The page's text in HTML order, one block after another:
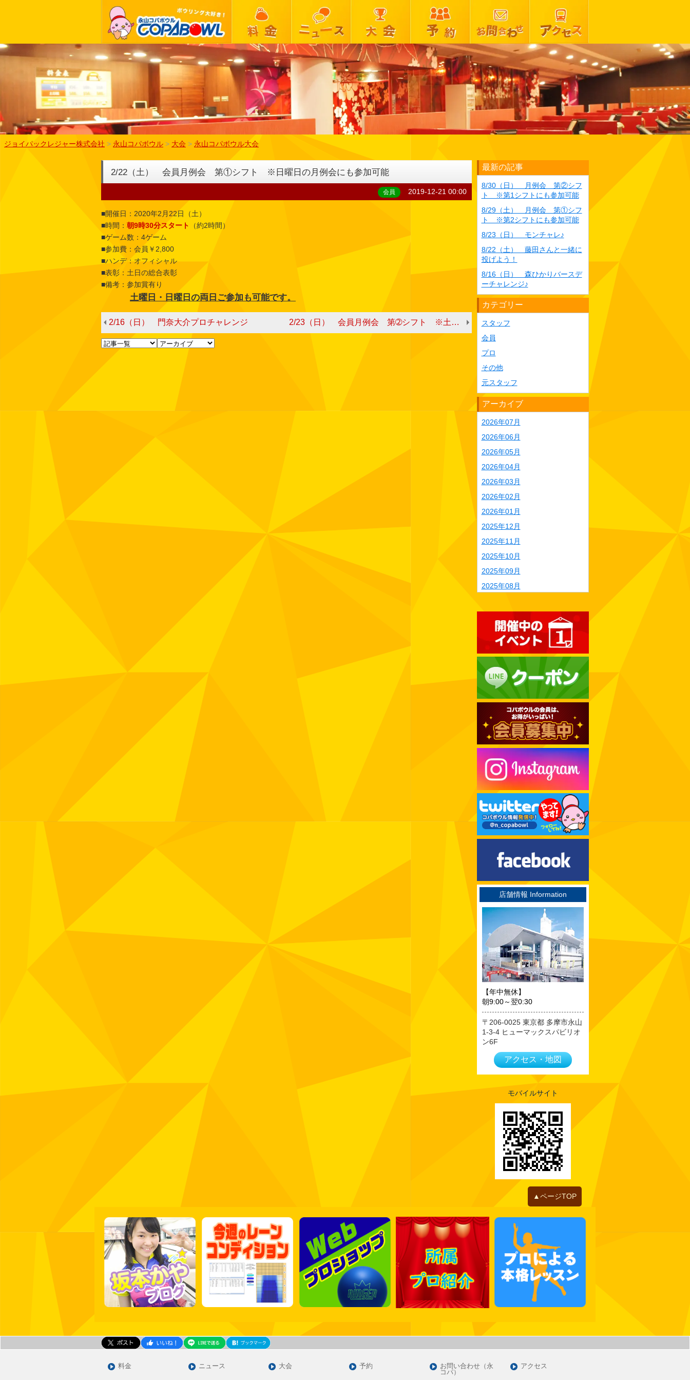
ジョイパックレジャー株式会社 > 永山コパボウル > 大会 > 永山コパボウル大会
2/22（土） 会員月例会 第①シフト ※日曜日の月例会にも参加可能
会員 2019-12-21 00:00
■開催日：2020年2月22日（土）
■時間： 朝9時30分スタート
（約2時間）
■ゲーム数：4ゲーム
■参加費：会員￥2,800
■ハンデ：オフィシャル
■表彰：土日の総合表彰
■備考：参加賞有り
土曜日・日曜日の両日ご参加も可能です。
2/16（日） 門奈大介プロチャレンジ 2/23（日） 会員月例会 第➁シフト ※土曜日の月例会にも参加可能
最新の記事
8/30（日） 月例会 第②シフ
ト ※第1シフトにも参加可能
8/29（土） 月例会 第①シフ
ト ※第2シフトにも参加可能
8/23（日） モンチャレ♪
8/22（土） 藤田さんと一緒に
投げよう！
8/16（日） 森ひかりバースデ
ーチャレンジ♪
カテゴリー
スタッフ
会員
プロ
その他
元スタッフ
アーカイブ
2026年07月
2026年06月
2026年05月
2026年04月
2026年03月
2026年02月
2026年01月
2025年12月
2025年11月
2025年10月
2025年09月
2025年08月
2025年05月
2025年04月
2025年03月
2025年02月
2025年01月
2024年12月
2024年11月
2024年10月
2024年09月
2024年08月
2024年07月
2024年06月
2024年05月
2024年04月
2024年03月
2024年02月
2024年01月
2023年12月
2023年11月
2023年10月
2023年09月
2023年08月
2023年07月
2023年06月
2023年05月
2023年04月
2023年02月
2023年01月
2022年12月
2022年11月
2022年10月
2022年08月
2022年07月
2022年06月
2022年05月
2022年04月
2022年01月
2021年11月
2021年10月
2021年09月
2021年07月
2021年06月
2021年05月
2021年01月
店舗情報 Information
【年中無休】
朝9:00～翌0:30
206-0025 東京都 多摩市永山
1-3-4 ヒューマックスパビリオ
ン6F
アクセス・地図
モバイルサイト
▲ページTOP
料金 ニュース 大会 予約
お問い合わせ（永
コパ）
アクセス